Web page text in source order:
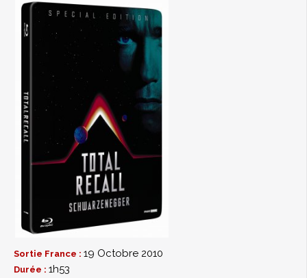
Interviews d'Arnold Schwarzenegger, Sharon
Stone, Ronald Shusett et Paul Verhoeven (30mn)
Galerie photos
Making of (8mn)
"Before and After" (5mn)
Sortie France : 19 Octobre 2010
Durée : 1h53